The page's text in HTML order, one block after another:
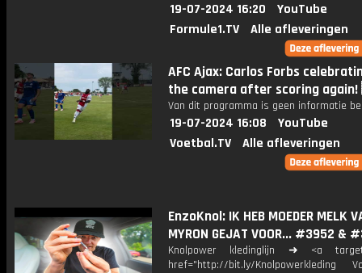
19-07-2024 16:20
YouTube
Formule1.TV
Alle afleveringen
AFC Ajax: Carlos Forbs
the camera after scoring
Van dit programma is geen informatie
19-07-2024 16:08
YouTube
Voetbal.TV
Alle afleveringen
EnzoKnol: IK HEB MOEDER MELK
MYRON GEJAT VOOR... #3952 &
Knolpower kledinglijn ➜ <a
href="http://bit.ly/Knolpowerkleding